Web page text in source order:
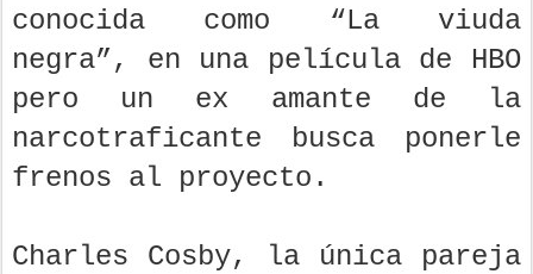
conocida como “La viuda
negra”, en una película de HBO
pero un ex amante de la
narcotraficante busca ponerle
frenos al proyecto.
Charles Cosby, la única pareja